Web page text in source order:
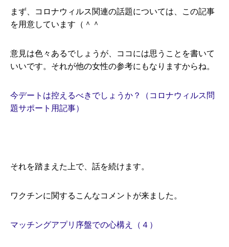
まず、コロナウィルス関連の話題については、この記事
を用意しています（＾＾
意見は色々あるでしょうが、ココには思うことを書いて
いいです。それが他の女性の参考にもなりますからね。
今デートは控えるべきでしょうか？（コロナウィルス問
題サポート用記事）
それを踏まえた上で、話を続けます。
ワクチンに関するこんなコメントが来ました。
マッチングアプリ序盤での心構え（４）